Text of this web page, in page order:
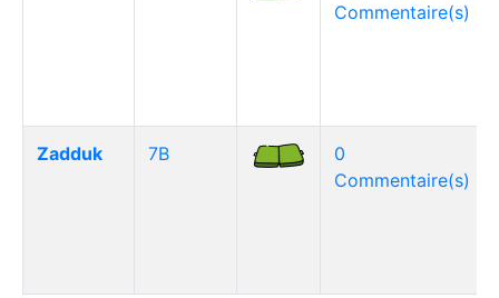
Commentaire(s)
Zadduk 7B
0
Commentaire(s)